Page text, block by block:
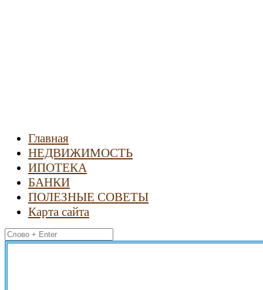
Главная
НЕДВИЖИМОСТЬ
ИПОТЕКА
БАНКИ
ПОЛЕЗНЫЕ СОВЕТЫ
Карта сайта
Найти: